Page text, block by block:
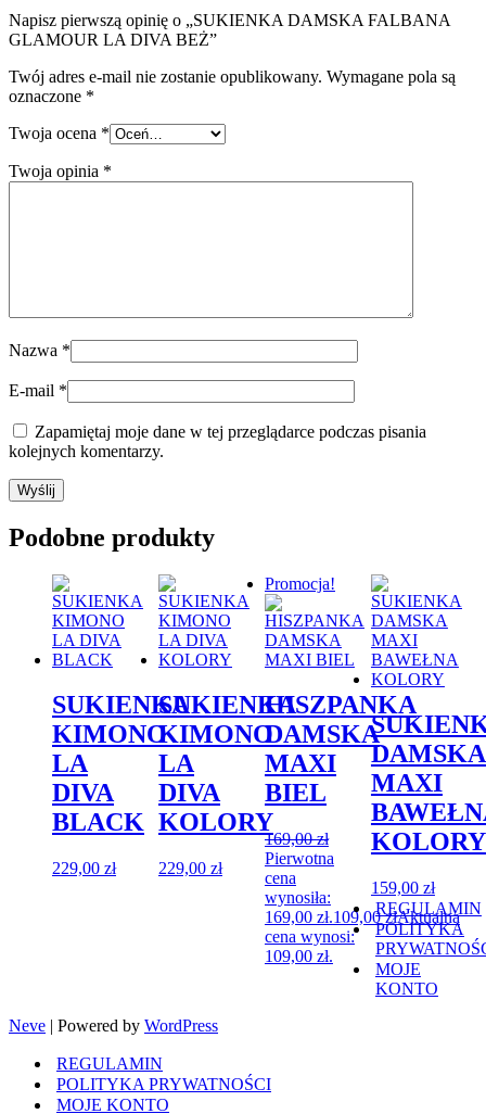
Napisz pierwszą opinię o „SUKIENKA DAMSKA FALBANA
GLAMOUR LA DIVA BEŻ”
Twój adres e-mail nie zostanie opublikowany. Wymagane pola są
oznaczone *
Twoja ocena *
Twoja opinia *
Nazwa *
E-mail *
Zapamiętaj moje dane w tej przeglądarce podczas pisania
kolejnych komentarzy.
Podobne produkty
SUKIENKA
KIMONO
LA
DIVA
BLACK
229,00 zł
SUKIENKA
KIMONO
LA
DIVA
KOLORY
229,00 zł
Promocja!
HISZPANKA
DAMSKA
MAXI
BIEL
169,00zł
Pierwotna
cena
wynosiła:
169,00 zł.109,00złAktualna
cena wynosi:
109,00 zł.
DAMSKA
MAXI
KOLORY
159,00 zł
REGULAMIN
POLITYKA
MOJE
KONTO
Neve | Powered by WordPress
REGULAMIN
POLITYKA PRYWATNOŚCI
MOJE KONTO